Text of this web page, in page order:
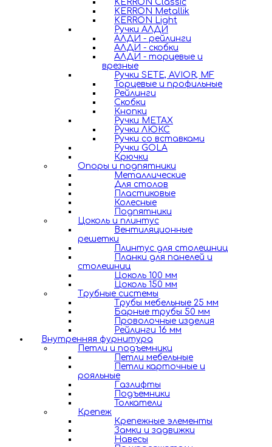
KERRON Classic
KERRON Metallik
KERRON Light
Ручки АЛДИ
АЛДИ - рейлинги
АЛДИ - скобки
АЛДИ - торцевые и
врезные
Ручки SETE, AVIOR, MF
Торцевые и профильные
Рейлинги
Скобки
Кнопки
Ручки METAX
Ручки ЛЮКС
Ручки со вставками
Ручки GOLA
Крючки
Опоры и подпятники
Металлические
Для столов
Пластиковые
Колесные
Подпятники
Цоколь и плинтус
Вентиляционные
решетки
Плинтус для столешниц
Планки для панелей и
столешниц
Цоколь 100 мм
Цоколь 150 мм
Трубные системы
Трубы мебельные 25 мм
Барные трубы 50 мм
Проволочные изделия
Рейлинги 16 мм
Внутренняя фурнитура
Петли и подъемники
Петли мебельные
Петли карточные и
рояльные
Газлифты
Подъемники
Толкатели
Крепеж
Крепежные элементы
Замки и задвижки
Навесы